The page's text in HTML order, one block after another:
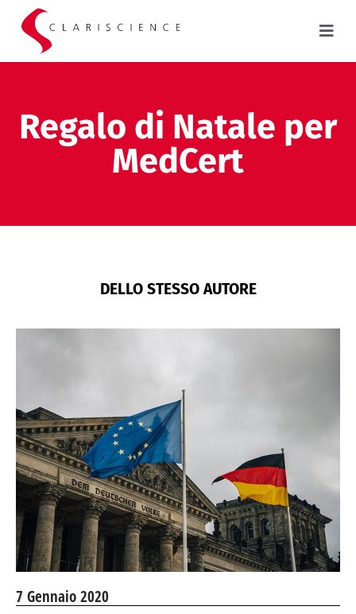
Regalo di Natale per
MedCert
DELLO STESSO AUTORE
7 Gennaio 2020